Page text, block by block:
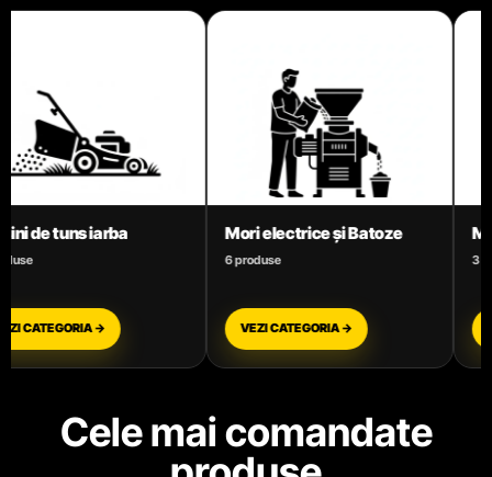
și Batoze
→
Motoare termice benzină
3 produse
VEZI CATEGORIA →
11
Cele mai comandate